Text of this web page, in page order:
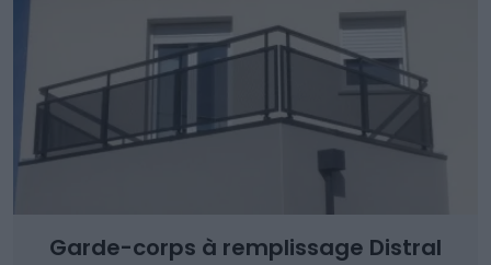
Garde-corps à remplissage Distral